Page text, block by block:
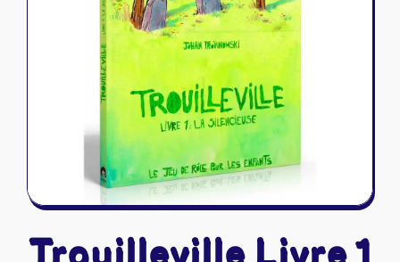
Naruto Mythos
Autres
Tapis de jeu